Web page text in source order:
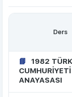
Ders
1982
CUMHURİYETİ
ANAYASASI